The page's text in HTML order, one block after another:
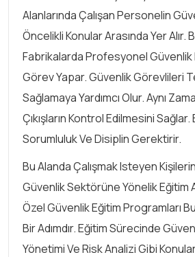
Alanlarında Çalışan Personelin
Öncelikli Konular Arasında Yer Alır.
Fabrikalarda Profesyonel
Görev Yapar. Güvenlik Görevlileri
Sağlamaya Yardımcı Olur. Aynı
Çıkışların Kontrol Edilmesini
Sorumluluk Ve Disiplin Gerektirir.
Bu Alanda Çalışmak Isteyen
Güvenlik Sektörüne Yönelik Eğitim
Özel Güvenlik Eğitim Programları
Bir Adımdır. Eğitim Sürecinde
Yönetimi Ve Risk Analizi Gibi Konular